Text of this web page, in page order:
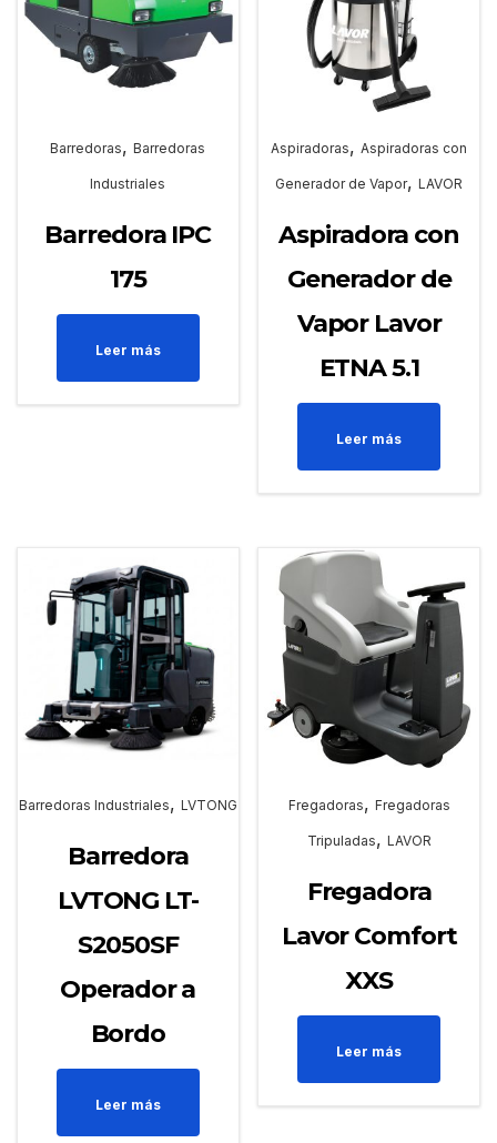
Barredoras,Barredoras
Industriales
Barredora IPC
175
Leer más
Aspiradoras,Aspiradoras con
Generador de Vapor,LAVOR
Aspiradora con
Generador de
Vapor Lavor
ETNA 5.1
Leer más
Barredoras Industriales, LVTONG
Barredora
LVTONG LT-
S2050SF
Operador a
Bordo
Leer más
Fregadoras, Fregadoras
Tripuladas, LAVOR
Fregadora
Lavor Comfort
XXS
Leer más